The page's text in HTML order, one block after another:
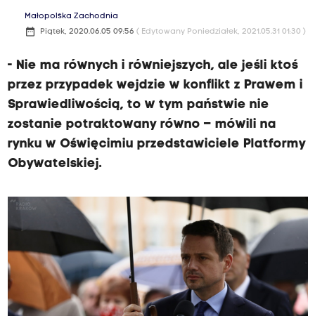
Małopolska Zachodnia
date_range Piątek, 2020.06.05 09:56 ( Edytowany Poniedziałek, 2021.05.31 01:30 )
- Nie ma równych i równiejszych, ale jeśli ktoś
przez przypadek wejdzie w konflikt z Prawem i
Sprawiedliwością, to w tym państwie nie
zostanie potraktowany równo – mówili na
rynku w Oświęcimiu przedstawiciele Platformy
Obywatelskiej.